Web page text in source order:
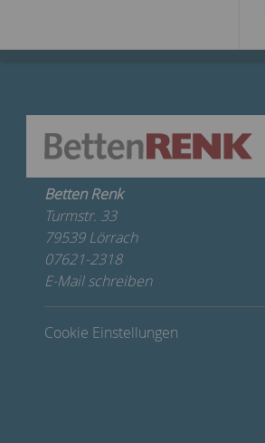
Betten Renk
Turmstr. 33
79539 Lörrach
07621-2318
E-Mail schreiben
Cookie Einstellungen